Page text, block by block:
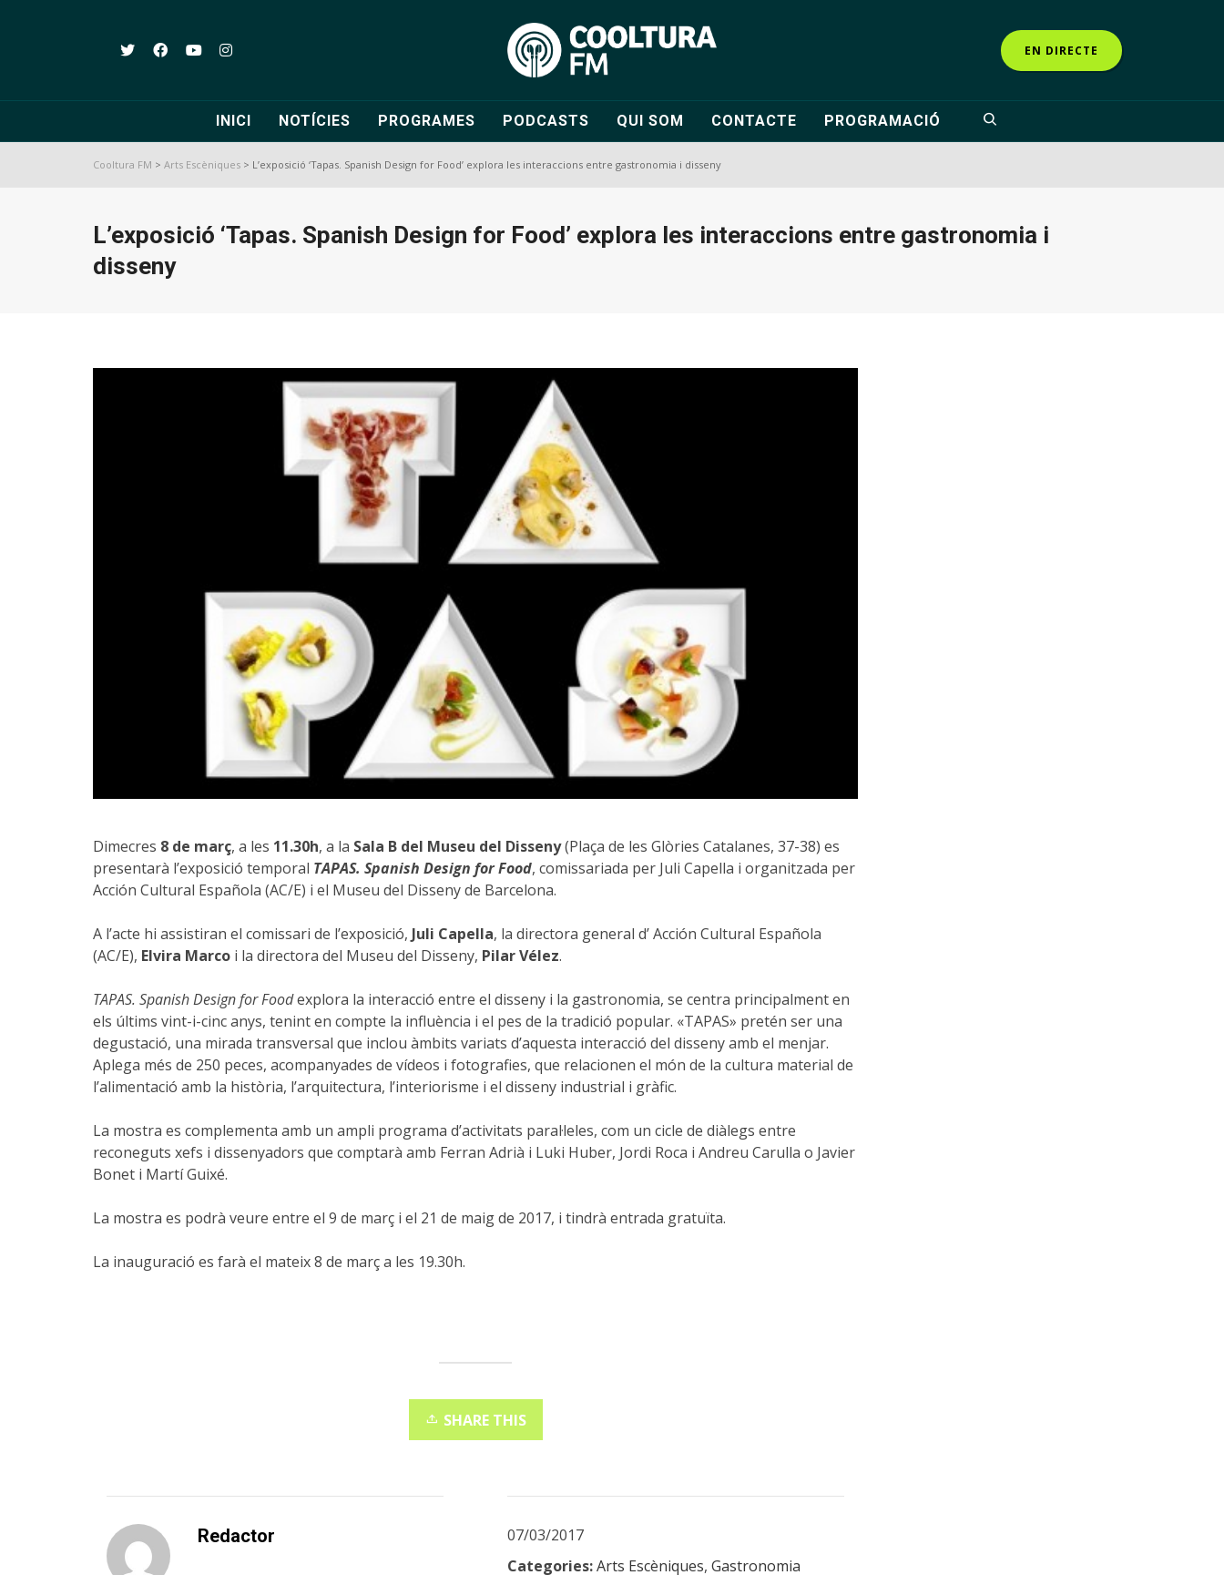
EN DIRECTE
INICI NOTÍCIES PROGRAMES PODCASTS QUI SOM CONTACTE PROGRAMACIÓ
Cooltura FM > Arts Escèniques > L’exposició ‘Tapas. Spanish Design for Food’ explora les interaccions entre gastronomia i disseny
L’exposició ‘Tapas. Spanish Design for Food’ explora les interaccions entre gastronomia i
disseny
Dimecres 8 de març, a les 11.30h, a la Sala B del Museu del Disseny(Plaça de les Glòries Catalanes, 37-38) es
presentarà l’exposició temporal TAPAS. Spanish Design for Food, comissariada per Juli Capella i organitzada per
Acción Cultural Española (AC/E) i el Museu del Disseny de Barcelona.
A l’acte hi assistiran el comissari de l’exposició, Juli Capella, la directora general d’ Acción Cultural Española
(AC/E), Elvira Marco i la directora del Museu del Disseny, Pilar Vélez.
TAPAS. Spanish Design for Foodexplora la interacció entre el disseny i la gastronomia, se centra principalment en
els últims vint-i-cinc anys, tenint en compte la influència i el pes de la tradició popular. «TAPAS» pretén ser una
degustació, una mirada transversal que inclou àmbits variats d’aquesta interacció del disseny amb el menjar.
Aplega més de 250 peces, acompanyades de vídeos i fotografies, que relacionen el món de la cultura material de
l’alimentació amb la història, l’arquitectura, l’interiorisme i el disseny industrial i gràfic.
La mostra es complementa amb un ampli programa d’activitats paral·leles, com un cicle de diàlegs entre
reconeguts xefs i dissenyadors que comptarà amb Ferran Adrià i Luki Huber, Jordi Roca i Andreu Carulla o Javier
Bonet i Martí Guixé.
La mostra es podrà veure entre el 9 de març i el 21 de maig de 2017, i tindrà entrada gratuïta.
La inauguració es farà el mateix 8 de març a les 19.30h.
SHARE THIS
Redactor
07/03/2017
Categories: Arts Escèniques,Gastronomia